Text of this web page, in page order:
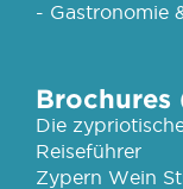
- Gastronomie
Die
Reiseführer
Zypern Wein